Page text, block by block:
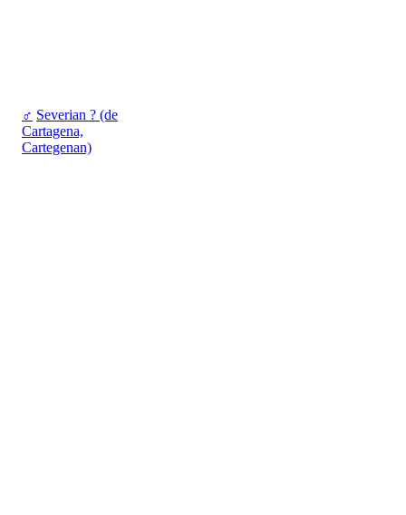
♂ Severian ? (de
Cartagena,
Cartegenan)